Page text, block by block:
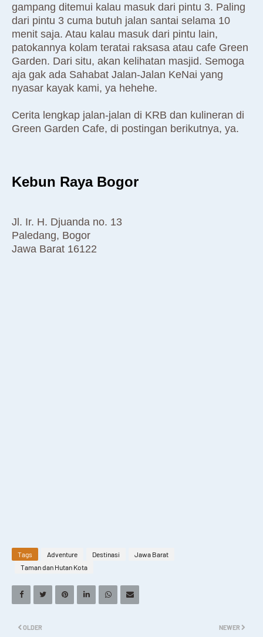
gampang ditemui kalau masuk dari pintu 3. Paling
dari pintu 3 cuma butuh jalan santai selama 10
menit saja. Atau kalau masuk dari pintu lain,
patokannya kolam teratai raksasa atau cafe Green
Garden. Dari situ, akan kelihatan masjid. Semoga
aja gak ada Sahabat Jalan-Jalan KeNai yang
nyasar kayak kami, ya hehehe.
Cerita lengkap jalan-jalan di KRB dan kulineran di
Green Garden Cafe, di postingan berikutnya, ya.
Kebun Raya Bogor
Jl. Ir. H. Djuanda no. 13
Paledang, Bogor
Jawa Barat 16122
Tags Adventure Destinasi
Jawa Barat
Taman dan Hutan Kota
NEWER
OLDER